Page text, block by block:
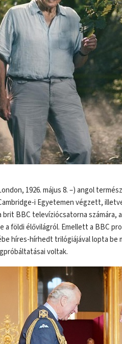
1926. május 8. –) angol
i Egyetemen végzett,
BBC televíziócsatorna számára,
földi élővilágról. Emellett a BBC
híres-hírhedt trilógiájával lopta be
voltak.